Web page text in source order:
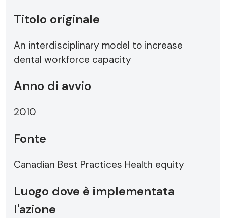
Titolo originale
An interdisciplinary model to increase
dental workforce capacity
Anno di avvio
2010
Fonte
Canadian Best Practices Health equity
Luogo dove è implementata
l'azione